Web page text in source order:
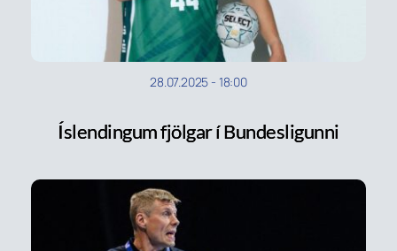
28.07.2025 - 18:00
Íslendingum fjölgar í Bundesligunni